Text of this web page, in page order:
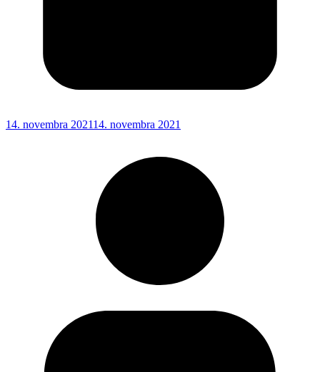
14. novembra 202114. novembra 2021